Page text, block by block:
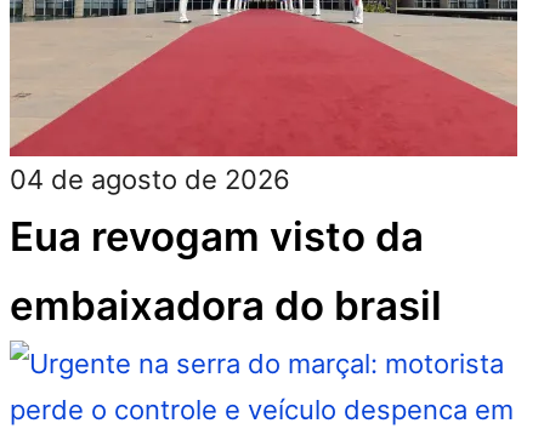
04 de agosto de 2026
Eua revogam visto da
embaixadora do brasil